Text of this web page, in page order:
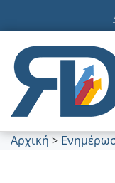
Αρχική >